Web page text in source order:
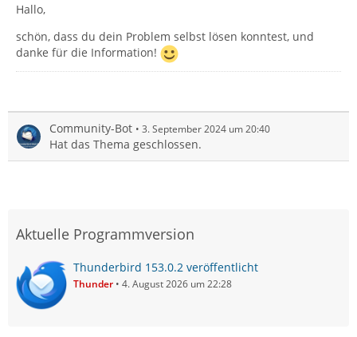
Hallo,
schön, dass du dein Problem selbst lösen konntest, und
danke für die Information!
Community-Bot 3. September 2024 um 20:40
Hat das Thema geschlossen.
Aktuelle Programmversion
Thunderbird 153.0.2 veröffentlicht
Thunder 4. August 2026 um 22:28